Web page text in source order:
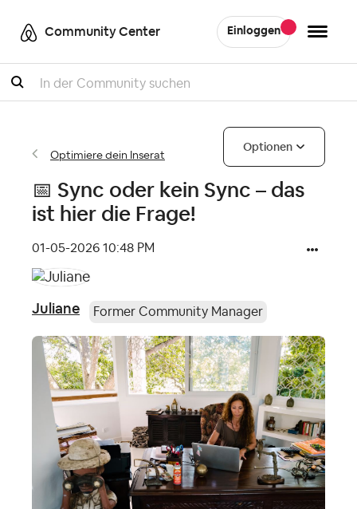
Community Center Einloggen
Suche
Optimiere dein Inserat
Optionen
📅 Sync oder kein Sync – das
ist hier die Frage!
‎01-05-2026 10:48 PM
Juliane Former Community Manager